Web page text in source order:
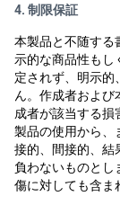
4. 制限保証
本製品と不随する
示的な商品性もし
定されず、明示
ん。作成者およ
成者が該当する損
製品の使用から、
接的、間接的、結
負わないものとし
傷に対しても含ま